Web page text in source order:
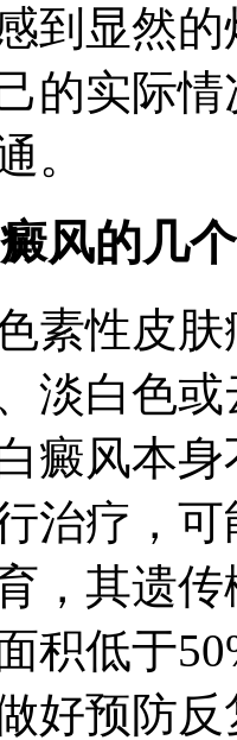
到显然
的实际
。
风的几
素性皮
淡白色
癜风本
治疗，
，其遗
积低于
好预防